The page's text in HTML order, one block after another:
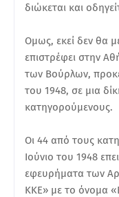
διώκεται και
Ομως, εκεί δεν θα
επιστρέφει στην
των Βούρλων,
του 1948, σε μια
κατηγορούμενους.
Οι 44 από τους
Ιούνιο του 1948
εφευρήματα των
ΚΚΕ» με το όνομα